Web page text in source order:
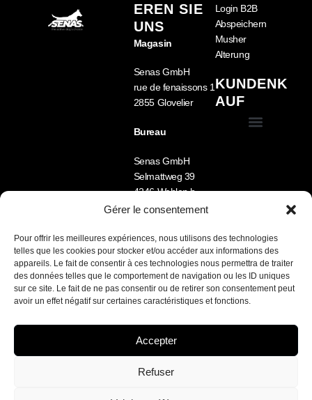
Gérer le consentement
Pour offrir les meilleures expériences, nous utilisons des technologies
telles que les cookies pour stocker et/ou accéder aux informations des
appareils. Le fait de consentir à ces technologies nous permettra de traiter
des données telles que le comportement de navigation ou les ID uniques
sur ce site. Le fait de ne pas consentir ou de retirer son consentement peut
avoir un effet négatif sur certaines caractéristiques et fonctions.
Accepter
Refuser
EREN SIE
UNS
Magasin
Senas GmbH
rue de fenaissons 1
2855 Glovelier
Bureau
Senas GmbH
Selmattweg 39
4246 Wahlen b.
Laufen
09
Lu-Ve 8h -12h /
13h30 – 17h
Nous parlons FR /
Login B2B
Abspeichern
Musher
Alterung
KUNDENK
AUF